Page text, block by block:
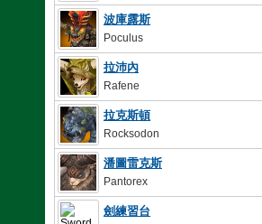
波庫露斯
Poculus
拉沛內
Rafene
拉克斯頓
Rocksodon
潘圖雷克斯
Pantorex
劍練習台